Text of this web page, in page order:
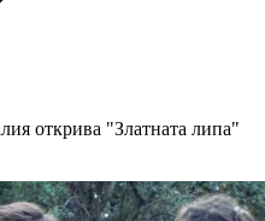
открива "Златната липа"